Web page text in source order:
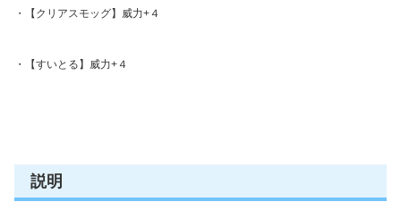
・【クリアスモッグ】威力+４
・【すいとる】威力+４
説明